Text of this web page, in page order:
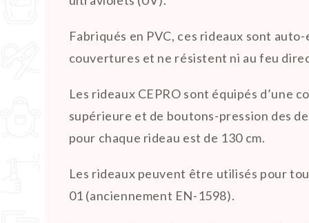
Fabriqués en PVC, ces rideaux sont
couvertures et ne résistent ni au feu
Les rideaux CEPRO sont équipés
supérieure et de boutons-pression des
pour chaque rideau est de 130 cm.
Les rideaux peuvent être utilisés pour
01 (anciennement EN-1598).